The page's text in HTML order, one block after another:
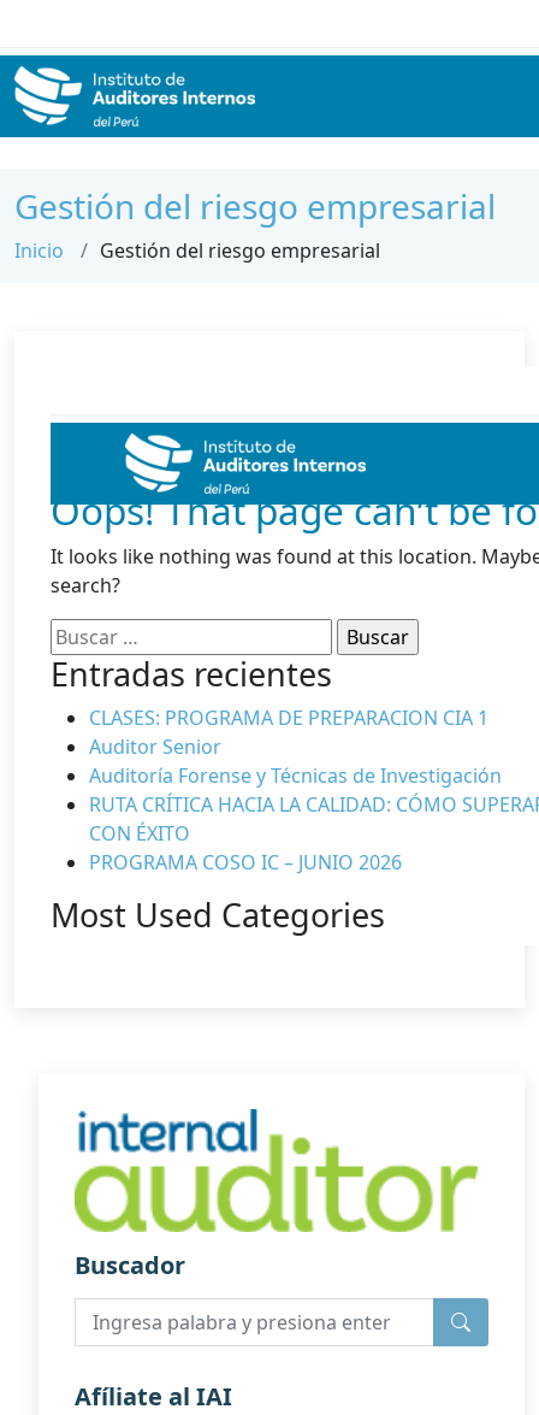
Gestión del riesgo empresarial
Inicio Gestión del riesgo empresarial
Buscador
Afíliate al IAI